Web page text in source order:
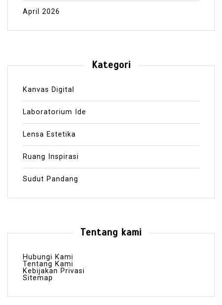
April 2026
Kategori
Kanvas Digital
Laboratorium Ide
Lensa Estetika
Ruang Inspirasi
Sudut Pandang
Tentang kami
Hubungi Kami
Tentang Kami
Kebijakan Privasi
Sitemap